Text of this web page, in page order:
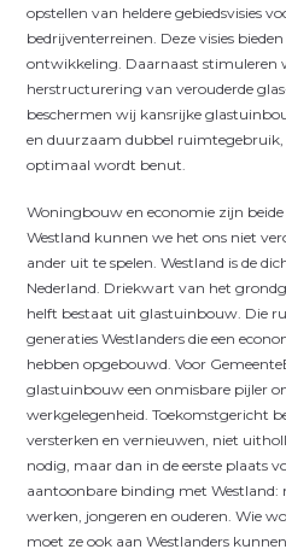
opstellen van heldere gebiedsvisies
bedrijventerreinen. Deze visies
ontwikkeling. Daarnaast stimuleren
herstructurering van verouderde
beschermen wij kansrijke
en duurzaam dubbel
optimaal wordt benut.
Woningbouw en economie zijn
Westland kunnen we het ons niet
ander uit te spelen. Westland is de
Nederland. Driekwart van het
helft bestaat uit glastuinbouw. Die
generaties Westlanders die een
hebben opgebouwd. Voor
glastuinbouw een onmisbare pijler
werkgelegenheid. Toekomstgericht
versterken en vernieuwen, niet
nodig, maar dan in de eerste plaats
aantoonbare binding met Westland:
werken, jongeren en ouderen. Wie
moet ze ook aan Westlanders